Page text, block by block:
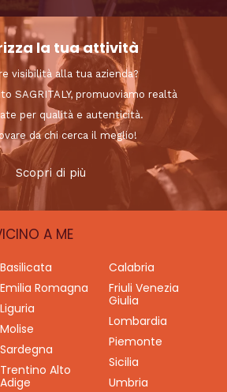
la tua attività
visibilità alla tua azienda?
SAGRITALY, promuoviamo realtà
per qualità e autenticità.
da chi cerca il meglio!
Scopri di più
A ME
Basilicata
Calabria
Emilia Romagna
Friuli Venezia
Giulia
Liguria
Lombardia
Molise
Piemonte
Sardegna
Sicilia
Trentino Alto
Adige
Umbria